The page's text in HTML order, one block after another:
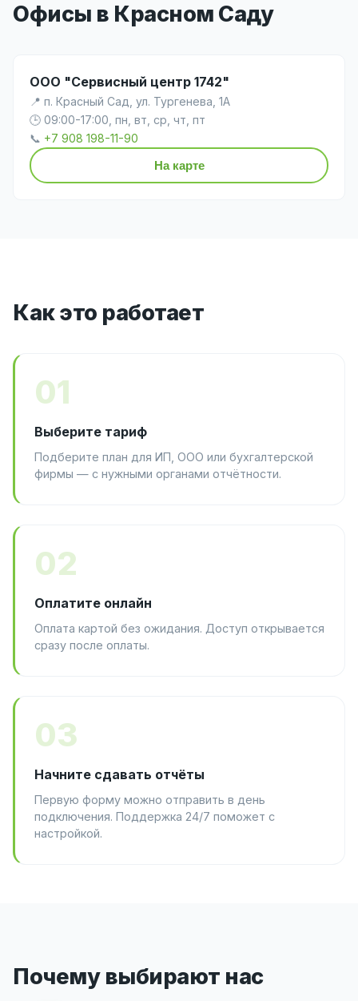
Офисы в Красном Саду
ООО "Сервисный центр 1742"
📍 п. Красный Сад, ул. Тургенева, 1А
🕒 09:00-17:00, пн, вт, ср, чт, пт
📞 +7 908 198-11-90
На карте
Как это работает
01
Выберите тариф
Подберите план для ИП, ООО или бухгалтерской
фирмы — с нужными органами отчётности.
02
Оплатите онлайн
Оплата картой без ожидания. Доступ открывается
сразу после оплаты.
03
Начните сдавать отчёты
Первую форму можно отправить в день
подключения. Поддержка 24/7 поможет с
настройкой.
Почему выбирают нас